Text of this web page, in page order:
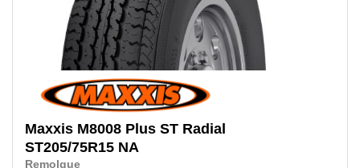
Maxxis M8008 Plus ST Radial
ST205/75R15 NA
Remolque